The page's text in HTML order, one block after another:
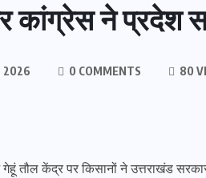
कांग्रेस ने प्रदेश
2026 0 COMMENTS 80
तौल केंद्र पर किसानों ने उत्तराखंड